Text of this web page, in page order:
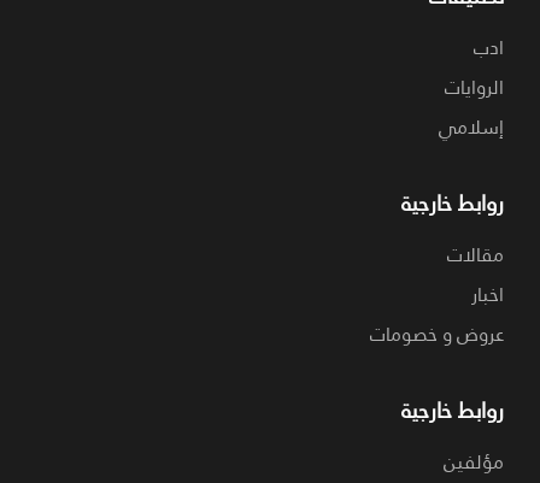
ادب
الروايات
إسلامي
روابط خارجية
مقالات
اخبار
عروض و خصومات
روابط خارجية
مؤلفين